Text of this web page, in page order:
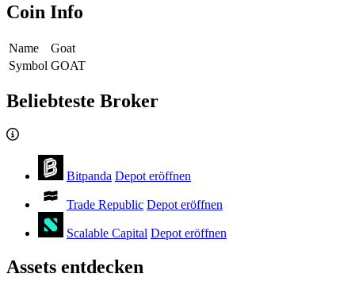
Coin Info
Name
Goat
Symbol GOAT
Beliebteste Broker
Bitpanda Depot eröffnen
Trade Republic Depot eröffnen
Scalable Capital Depot eröffnen
Assets entdecken